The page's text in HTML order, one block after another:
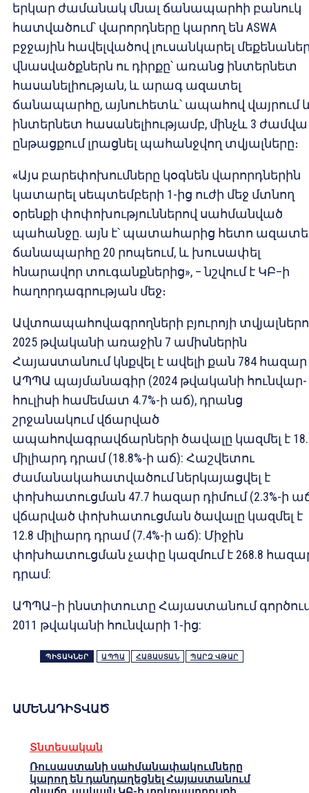
երկար ժամանակ մնալ ճանապարհի բանուկ
հատվածում՝ վարորդները կարող են ASWA
բջջային հավելվածով լուսանկարել
վնասվածքներն ու դիրքը՝ առանց ինտերնետ
հասանելիության, և արագ ազատել
ճանապարհը, այնուհետև՝ ապահով վայրում
ինտերնետ հասանելիությամբ, մինչև 3 ժամվա
ընթացքում լրացնել պահանջվող տվյալները։
«Այս բարեփոխումները կօգնեն վարորդներին
կատարել սեպտեմբերի 1-ից ուժի մեջ մտնող
օրենքի փոփոխություններով սահմանված
պահանջը. այն է՝ պատահարից հետո
ճանապարհը 20 րոպեում, և խուսափել
հնարավոր տուգանքներից», – նշվում է ԿԲ–ի
հաղորդագրության մեջ։
Ավտոապահովագրողների բյուրոյի
2025 թվականի առաջին 7 ամիսներին
Հայաստանում կնքվել է ավելի քան 784 հազար
ԱՊՊԱ պայմանագիր (2024 թվականի հունվար-
հուլիսի համեմատ 4.7%-ի աճ), դրանց
շրջանակում վճարված
ապահովագրավճարների ծավալը կազմել է
միլիարդ դրամ (18.8%-ի աճ): Հաշվետու
ժամանակահատվածում ներկայացվել է
փոխհատուցման 47.7 հազար դիմում (2.3%-ի
վճարված փոխհատուցման ծավալը կազմել է
12.8 միլիարդ դրամ (7.4%-ի աճ): Միջին
փոխհատուցման չափը կազմում է 268.8
դրամ:
ԱՊՊԱ–ի ինստիտուտը Հայաստանում
2011 թվականի հունվարի 1-ից:
ՊԻՏԱԿՆԵՐ ԱՊՊԱ ՀԱՅԱՍՏԱՆ ՊԱՐԶ ՎԹԱՐ
ԱՄԵՆԱԴԻՏՎԱԾ
Տնտեսական
Ռուսաստանի սահմանափակումները
կարող են դանդաղեցնել Հայաստանում